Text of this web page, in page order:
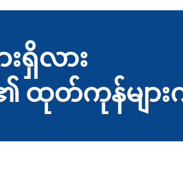
းရှိလား
ထုတ်ကုန်မျာ